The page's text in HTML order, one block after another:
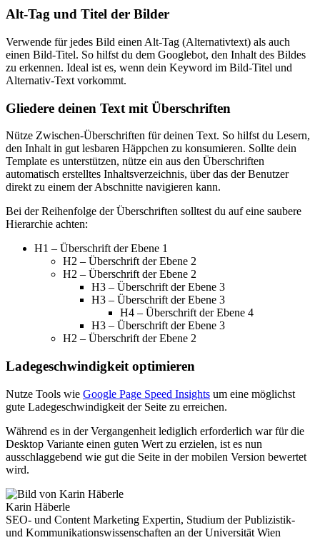
Alt-Tag und Titel der Bilder
Verwende für jedes Bild einen Alt-Tag (Alternativtext) als auch
einen Bild-Titel. So hilfst du dem Googlebot, den Inhalt des Bildes
zu erkennen. Ideal ist es, wenn dein Keyword im Bild-Titel und
Alternativ-Text vorkommt.
Gliedere deinen Text mit Überschriften
Nütze Zwischen-Überschriften für deinen Text. So hilfst du Lesern,
den Inhalt in gut lesbaren Häppchen zu konsumieren. Sollte dein
Template es unterstützen, nütze ein aus den Überschriften
automatisch erstelltes Inhaltsverzeichnis, über das der Benutzer
direkt zu einem der Abschnitte navigieren kann.
Bei der Reihenfolge der Überschriften solltest du auf eine saubere
Hierarchie achten:
H1 – Überschrift der Ebene 1
H2 – Überschrift der Ebene 2
H2 – Überschrift der Ebene 2
H3 – Überschrift der Ebene 3
H3 – Überschrift der Ebene 3
H4 – Überschrift der Ebene 4
H3 – Überschrift der Ebene 3
H2 – Überschrift der Ebene 2
Ladegeschwindigkeit optimieren
Nutze Tools wie Google Page Speed Insights um eine möglichst
gute Ladegeschwindigkeit der Seite zu erreichen.
Während es in der Vergangenheit lediglich erforderlich war für die
Desktop Variante einen guten Wert zu erzielen, ist es nun
ausschlaggebend wie gut die Seite in der mobilen Version bewertet
wird.
Karin Häberle
SEO- und Content Marketing Expertin, Studium der Publizistik-
und Kommunikationswissenschaften an der Universität Wien